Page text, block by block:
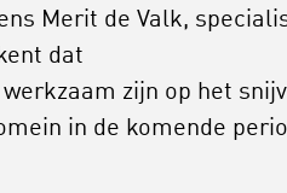
Merit de Valk,
dat
werkzaam zijn op het
in de komende